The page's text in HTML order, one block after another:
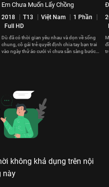
Em Chưa Muốn Lấy Chồng
2018 T13 Việt Nam
1 Phần
Full HD
Dù đã có thời gian yêu nhau và dọn về sống
chung, cô gái trẻ quyết định chia tay bạn trai
vào ngày thử áo cưới vì chưa sẵn sàng bước
không khả dụng trên nội
này